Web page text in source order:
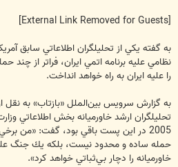
به گفته يكي از تحليلگران اطلاعاتي سابق
نظامي عليه برنامه اتمي ايران، فراتر از چند
را عليه ايران به راه خواهد انداخت.
به گزارش سرويس بين‌الملل «بازتاب» به نقل
تحليلگران ارشد خاورميانه بخش اطلاعاتي
2005 در اين پست باقي بود، گفت: «من
حمله ساده و محدود نيست، بلكه يك جنگ
خاورميانه را دچار بي‌ثباتي خواهد كرد».